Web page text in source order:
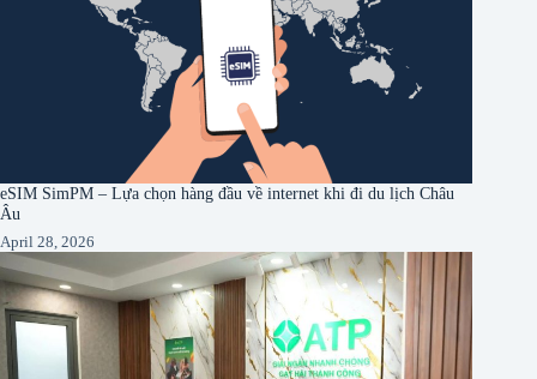
eSIM SimPM – Lựa chọn hàng đầu về internet khi đi du lịch Châu
Âu
April 28, 2026